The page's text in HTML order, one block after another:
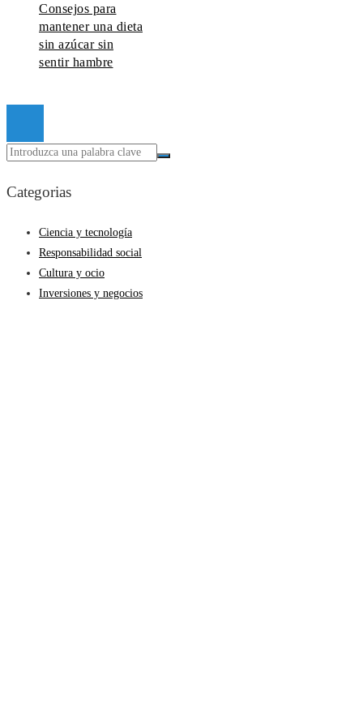
Consejos para
mantener una dieta
sin azúcar sin
sentir hambre
Categorias
Ciencia y tecnología
Responsabilidad social
Cultura y ocio
Inversiones y negocios